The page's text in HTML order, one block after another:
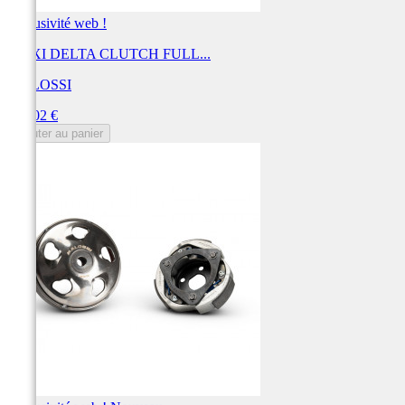
Exclusivité web !
MAXI DELTA CLUTCH FULL...
MALOSSI
214,02 €
Ajouter au panier